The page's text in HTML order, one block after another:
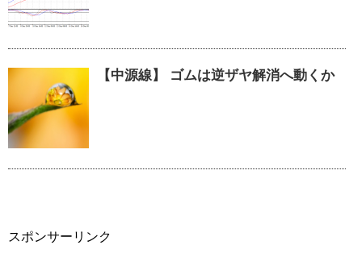
【中源線】 ゴムは逆ザヤ解消へ動くか
スポンサーリンク